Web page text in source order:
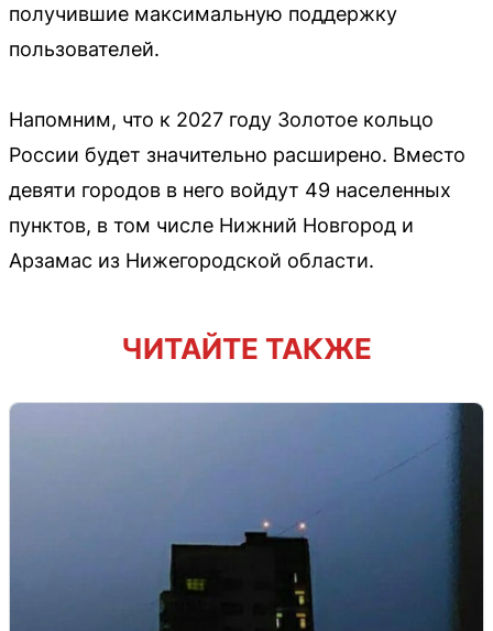
получившие максимальную поддержку
пользователей.
Напомним, что к 2027 году Золотое кольцо
России будет значительно расширено. Вместо
девяти городов в него войдут 49 населенных
пунктов, в том числе Нижний Новгород и
Арзамас из Нижегородской области.
ЧИТАЙТЕ ТАКЖЕ